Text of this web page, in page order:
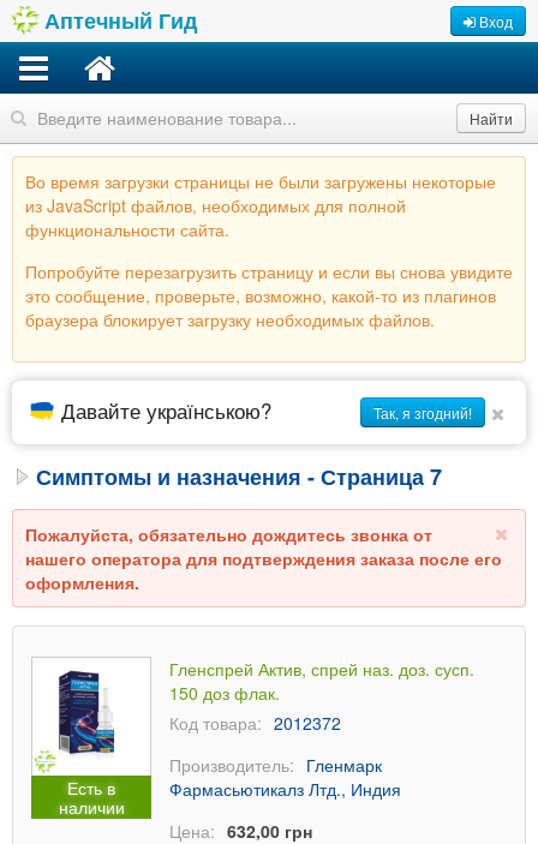
Аптечный Гид Вход
Найти
Во время загрузки страницы не были загружены некоторые
из JavaScript файлов, необходимых для полной
функциональности сайта.
Попробуйте перезагрузить страницу и если вы снова увидите
это сообщение, проверьте, возможно, какой-то из плагинов
браузера блокирует загрузку необходимых файлов.
Давайте українською? Так, я згодний!
Симптомы и назначения - Страница 7
Пожалуйста, обязательно дождитесь звонка от
нашего оператора для подтверждения заказа после его
оформления.
Есть в
наличии
Гленспрей Актив, спрей наз. доз. сусп.
150 доз флак.
Код товара: 2012372
Производитель: Гленмарк
Фармасьютикалз Лтд., Индия
Цена: 632,00 грн